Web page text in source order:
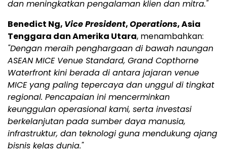
dan meningkatkan pengalaman klien dan mitra."
Benedict Ng, Vice President,Operations, Asia
Tenggara dan Amerika Utara, menambahkan:
"Dengan meraih penghargaan di bawah naungan
ASEAN MICE Venue Standard, Grand Copthorne
Waterfront kini berada di antara jajaran venue
MICE yang paling tepercaya dan unggul di tingkat
regional. Pencapaian ini mencerminkan
keunggulan operasional kami, serta investasi
berkelanjutan pada sumber daya manusia,
infrastruktur, dan teknologi guna mendukung ajang
bisnis kelas dunia."